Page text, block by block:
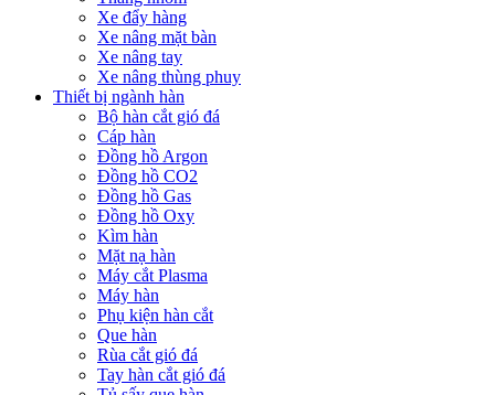
Xe đẩy hàng
Xe nâng mặt bàn
Xe nâng tay
Xe nâng thùng phuy
Thiết bị ngành hàn
Bộ hàn cắt gió đá
Cáp hàn
Đồng hồ Argon
Đồng hồ CO2
Đồng hồ Gas
Đồng hồ Oxy
Kìm hàn
Mặt nạ hàn
Máy cắt Plasma
Máy hàn
Phụ kiện hàn cắt
Que hàn
Rùa cắt gió đá
Tay hàn cắt gió đá